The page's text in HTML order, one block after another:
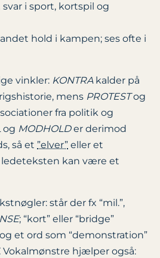
i sport, kortspil og
hold i kampen; ses ofte i
vinkler: KONTRAkalder på
mens PROTESTog
fra politik og
og MODHOLDer derimod
så et ”elver” eller et
kan være et
står der fx “mil.”,
; “kort” eller “bridge”
et ord som “demonstration”
Vokal­mønstre hjælper også: